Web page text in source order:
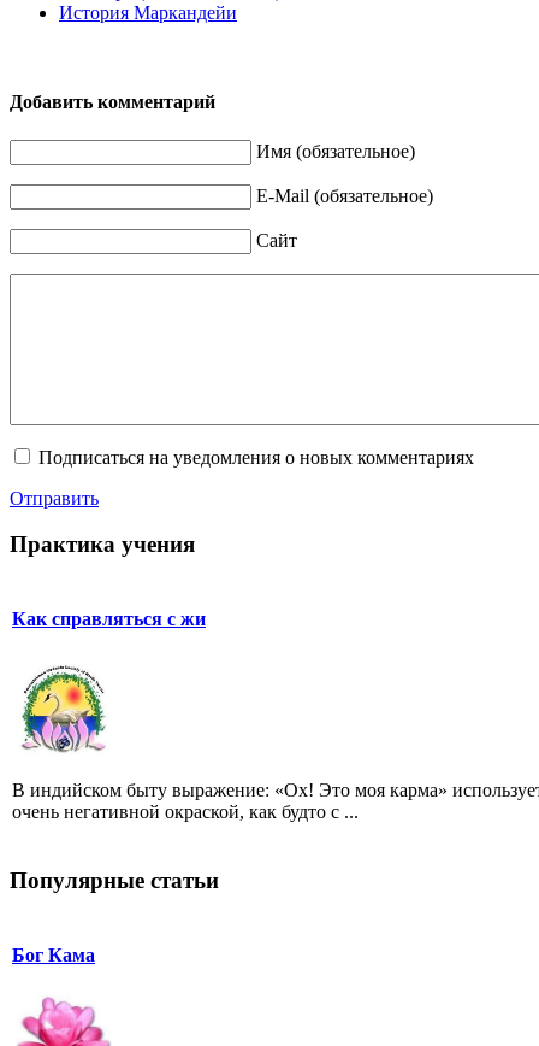
История Маркандейи
Добавить комментарий
Имя (обязательное)
E-Mail (обязательное)
Сайт
Подписаться на уведомления о новых комментариях
Отправить
Практика учения
Как справляться с жи
В индийском быту выражение: «Ох! Это моя карма»
очень негативной окраской, как будто с ...
Популярные статьи
Бог Кама